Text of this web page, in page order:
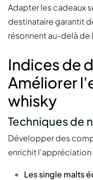
Adapter les cadeaux
destinataire garantit
résonnent au-delà de
Indices de
Améliorer
whisky
Techniques de
Développer des
enrichit l'appréciation
Les single malts